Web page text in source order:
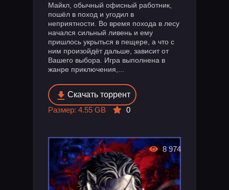
Майкл, обычный офисный работник,
пошёл в поход и угодил в
неприятности. Во время похода в лесу
начался сильный ливень и ему
пришлось укрыться в пещере, а что с
ним произойдёт дальше, зависит от
Вашего выбора. Игра выполнена в
жанре приключения,...
Скачать торрент
Размер: 4.55 GB
0
8 974